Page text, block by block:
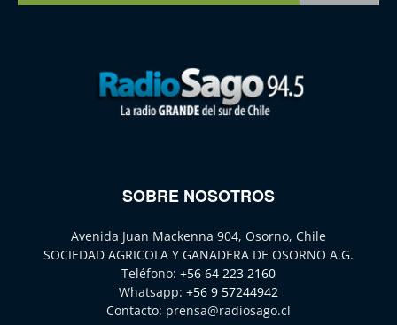
SOBRE NOSOTROS
Avenida Juan Mackenna 904, Osorno, Chile
SOCIEDAD AGRICOLA Y GANADERA DE OSORNO A.G.
Teléfono: +56 64 223 2160
Whatsapp: +56 9 57244942
Contacto: prensa@radiosago.cl